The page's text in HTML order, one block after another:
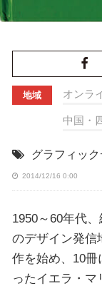
地域 オンラ
中国・
グラフィッ
2014/12/16 0:00
1950～60年代
のデザイン発信
作を始め、10
ったイエラ・